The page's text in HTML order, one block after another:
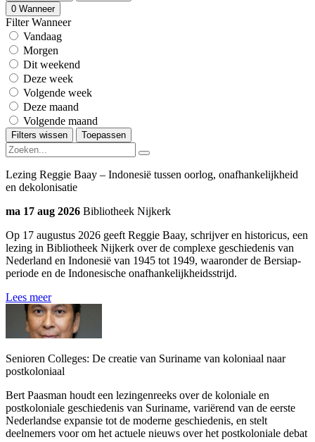
0 Wanneer
Filter Wanneer
Vandaag
Morgen
Dit weekend
Deze week
Volgende week
Deze maand
Volgende maand
Filters wissen Toepassen
Lezing Reggie Baay – Indonesië tussen oorlog, onafhankelijkheid
en dekolonisatie
ma 17 aug 2026 Bibliotheek Nijkerk
Op 17 augustus 2026 geeft Reggie Baay, schrijver en historicus, een
lezing in Bibliotheek Nijkerk over de complexe geschiedenis van
Nederland en Indonesië van 1945 tot 1949, waaronder de Bersiap-
periode en de Indonesische onafhankelijkheidsstrijd.
Lees meer
Senioren Colleges: De creatie van Suriname van koloniaal naar
postkoloniaal
Bert Paasman houdt een lezingenreeks over de koloniale en
postkoloniale geschiedenis van Suriname, variërend van de eerste
Nederlandse expansie tot de moderne geschiedenis, en stelt
deelnemers voor om het actuele nieuws over het postkoloniale debat